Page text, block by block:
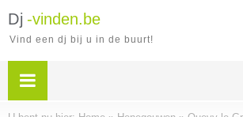
Dj -vinden.be
Vind een dj bij u in de buurt!